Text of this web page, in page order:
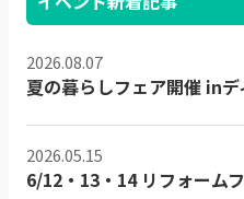
2026.08.07
夏の暮らしフェア開催 in
2026.05.15
6/12・13・14 リフォーム